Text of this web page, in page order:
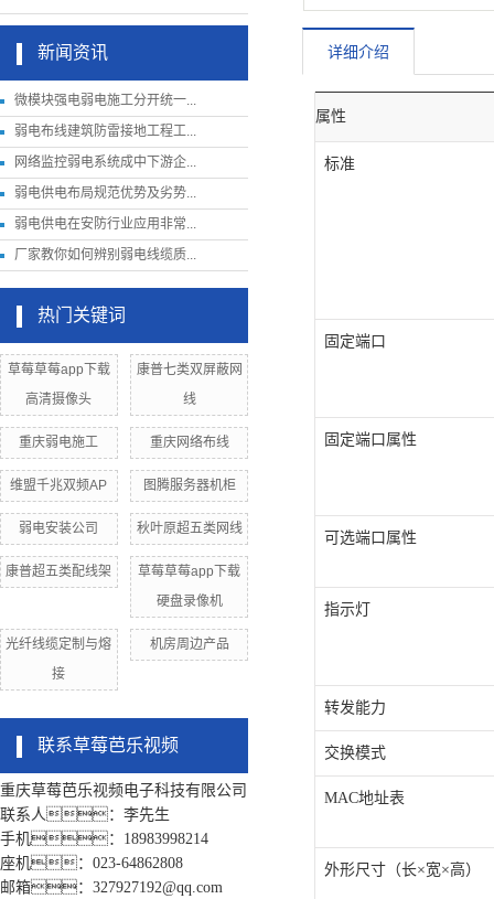
新闻资讯
微模块强电弱电施工分开统一...
弱电布线建筑防雷接地工程工...
网络监控弱电系统成中下游企...
弱电供电布局规范优势及劣势...
弱电供电在安防行业应用非常...
厂家教你如何辨别弱电线缆质...
热门关键词
草莓草莓app下载
高清摄像头
康普七类双屏蔽网
线
重庆弱电施工 重庆网络布线
维盟千兆双频AP 图腾服务器机柜
弱电安装公司 秋叶原超五类网线
康普超五类配线架
草莓草莓app下载
硬盘录像机
光纤线缆定制与熔
接
机房周边产品
联系草莓芭乐视频
重庆草莓芭乐视频电子科技有限公司
联系人：李先生
手机：18983998214
座机：023-64862808
邮箱：327927192@qq.com
详细介绍
属性
标准
固定端口
固定端口属性
可选端口属性
指示灯
转发能力
交换模式
MAC地址表
外形尺寸（长×宽×高）